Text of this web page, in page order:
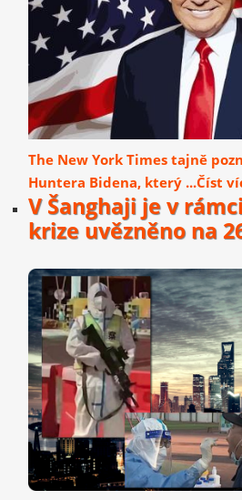
The New York Times tajně
Huntera Bidena, který ...Číst
V Šanghaji je v
krize uvězněno na